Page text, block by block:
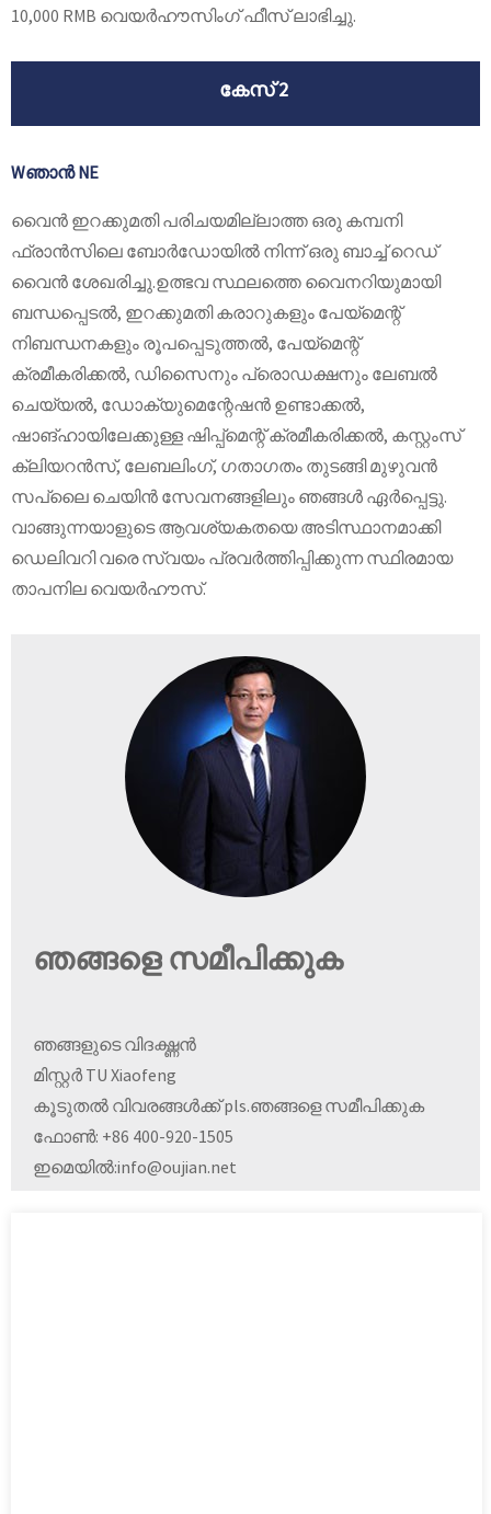
10,000 RMB വെയർഹൗസിംഗ് ഫീസ് ലാഭിച്ചു.
കേസ് 2
Wഞാൻ NE
വൈൻ ഇറക്കുമതി പരിചയമില്ലാത്ത ഒരു കമ്പനി
ഫ്രാൻസിലെ ബോർഡോയിൽ നിന്ന് ഒരു ബാച്ച് റെഡ്
വൈൻ ശേഖരിച്ചു.ഉത്ഭവ സ്ഥലത്തെ വൈനറിയുമായി
ബന്ധപ്പെടൽ, ഇറക്കുമതി കരാറുകളും പേയ്‌മെന്റ്
നിബന്ധനകളും രൂപപ്പെടുത്തൽ, പേയ്‌മെന്റ്
ക്രമീകരിക്കൽ, ഡിസൈനും പ്രൊഡക്ഷനും ലേബൽ
ചെയ്യൽ, ഡോക്യുമെന്റേഷൻ ഉണ്ടാക്കൽ,
ഷാങ്ഹായിലേക്കുള്ള ഷിപ്പ്‌മെന്റ് ക്രമീകരിക്കൽ, കസ്റ്റംസ്
ക്ലിയറൻസ്, ലേബലിംഗ്, ഗതാഗതം തുടങ്ങി മുഴുവൻ
സപ്ലൈ ചെയിൻ സേവനങ്ങളിലും ഞങ്ങൾ ഏർപ്പെട്ടു.
വാങ്ങുന്നയാളുടെ ആവശ്യകതയെ അടിസ്ഥാനമാക്കി
ഡെലിവറി വരെ സ്വയം പ്രവർത്തിപ്പിക്കുന്ന സ്ഥിരമായ
താപനില വെയർഹൗസ്.
ഞങ്ങളെ സമീപിക്കുക
ഞങ്ങളുടെ വിദഗ്ദ്ധൻ
മിസ്റ്റർ TU Xiaofeng
കൂടുതൽ വിവരങ്ങൾക്ക് pls.ഞങ്ങളെ സമീപിക്കുക
ഫോൺ: +86 400-920-1505
ഇമെയിൽ:info@oujian.net